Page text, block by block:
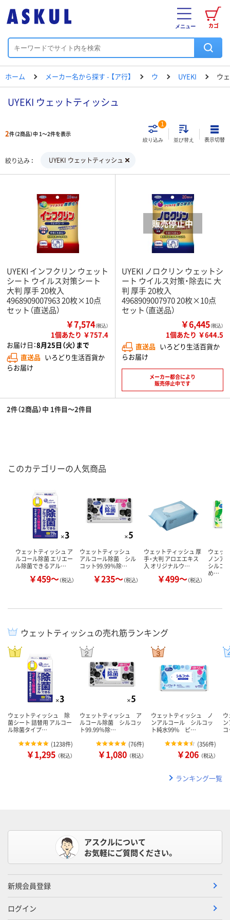
カゴ
メニュー
ホーム メーカー名から探す - 【ア行】 ウ UYEKI ウ
UYEKI ウェットティッシュ
2件（2商品）中 1～2件を表示
絞り込み
1
並び替え 表示切替
絞り込み UYEKI ウェットティッシュ
UYEKI インフクリン ウェット
シート ウイルス対策シート
大判 厚手 20枚入
4968909007963 20枚×10点
セット（直送品）
￥7,574（税込）
1個あたり ￥757.4
お届け日：8月25日（火）まで
直送品 いろどり生活百貨か
らお届け
UYEKI ノロクリン ウェットシ
ート ウイルス対策・除去に 大
判 厚手 20枚入
4968909007970 20枚×10点
セット（直送品）
￥6,445（税込）
1個あたり ￥644.5
直送品 いろどり生活百貨か
らお届け
メーカー都合により
販売停止中です
2件（2商品）中 1件目～2件目
このカテゴリーの人気商品
ウェットティッシュ ア
ルコール除菌 エリエー
ル除菌できるアル…
￥459～（税込）
ウェットティッシュ
アルコール除菌 シル
コット99.99％除…
￥235～（税込）
ウェットティッシュ 厚
手・大判 アロエエキス
入 オリジナルウ…
￥499～（税込）
ウェッ
ノンア
シルコ
め…
ウェットティッシュの売れ筋ランキング
ウェットティッシュ 除
菌シート 詰替用 アルコー
ル除菌タイプ…
(1238件)
￥1,295 （税込）
ウェットティッシュ ア
ルコール除菌 シルコッ
ト99.99％除…
(76件)
￥1,080 （税込）
ウェットティッシュ ノ
ンアルコール シルコッ
ト純水99% ピ…
(356件)
￥206 （税込）
ランキング一覧
アスクルについて
お気軽にご質問ください。
新規会員登録
ログイン